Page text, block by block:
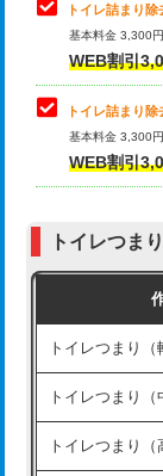
トイレ詰まり
基本料金 3,300
WEB割引
トイレ詰まり
基本料金 3,300
WEB割引
トイレつま
トイレつまり（
トイレつまり（
トイレつまり（